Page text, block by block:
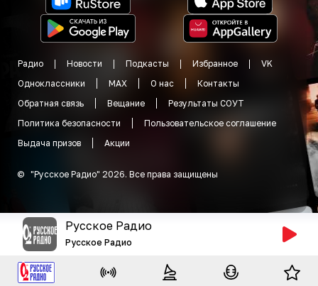
Радио Новости Подкасты Избранное
VK
Одноклассники
MAX О нас
Контакты
Обратная связь
Вещание
Результаты СОУТ
Политика безопасности
Пользовательское соглашение
Выдача призов
Акции
© "Русское Радио" 2026. Все права защищены
Русское Радио
Русское Радио